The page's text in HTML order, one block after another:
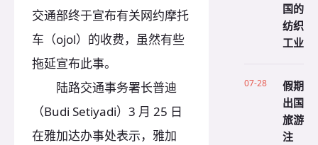
交通部终于宣布有关网约摩托
车（ojol）的收费，虽然有些
拖延宣布此事。
陆路交通事务署长普迪
（Budi Setiyadi）3 月 25 日
在雅加达办事处表示，雅加
国的
纺织
工业
07-28
假期
出国
旅游
注